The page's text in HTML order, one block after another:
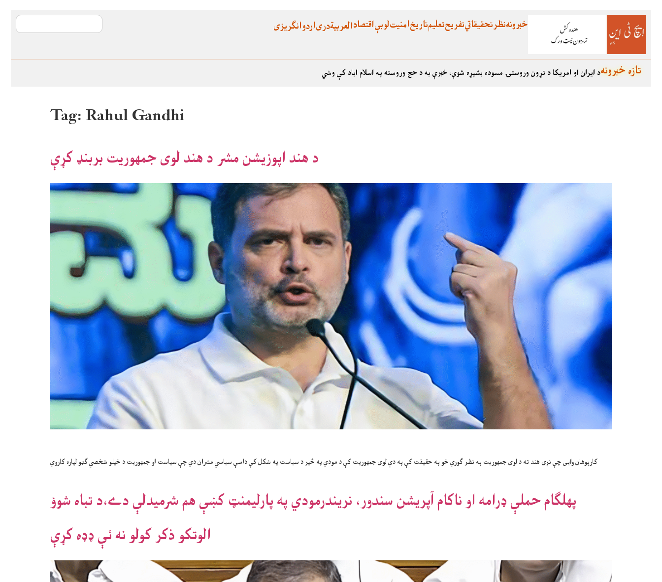
اقتصادلوبېامنیتتاریختعلیمتفریحتحقیقاتينظرخبرونه انگریزیاردودریالعربية
د ایران او امریکا د تړون وروستۍ مسوده بشپړه شوې، خبرې به د حج وروسته په اسلام اباد کې وشيتازه خبرونه
Tag:Rahul Gandhi
د هند اپوزیشن مشر د هند لوی جمهوریت بربنډ کړې
کارپوهان وایی چې نړۍ هند ته د لوی جمهوریت په نظر ګوري خو په حقیقت کې په دې لوی جمهوریت کې د مودي په څیر د سیاست په شکل کې داسې سیاسي مشران دي چې سیاست او جمهوریت د خپلو شخصي ګټو لپاره کاروي
پهلګام حملې ډرامه او ناکام آپريشن سندور، نريندرمودي په پارليمنټ کښې هم شرميدلې دے،د تباه شوؤ
الوتکو ذکر کولو نه ئې ډډه کړې